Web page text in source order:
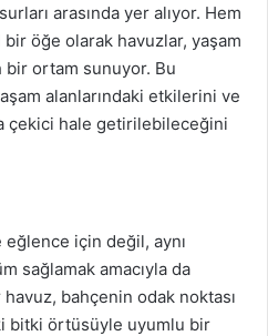
arasında yer alıyor. Hem
öğe olarak havuzlar, yaşam
bir ortam sunuyor. Bu
alanlarındaki etkilerini ve
çekici hale getirilebileceğini
için değil, aynı
sağlamak amacıyla da
havuz, bahçenin odak noktası
bitki örtüsüyle uyumlu bir